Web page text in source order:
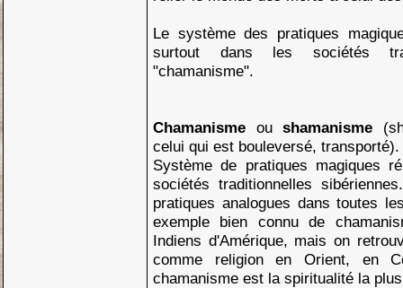
Le système des pratiques
surtout dans les sociétés
"chamanisme".
Chamanisme ou shamanisme
celui qui est bouleversé, transporté).
Système de pratiques magiques
sociétés traditionnelles
pratiques analogues dans toutes
exemple bien connu de
Indiens d'Amérique, mais on
comme religion en Orient, en
chamanisme est la spiritualité la